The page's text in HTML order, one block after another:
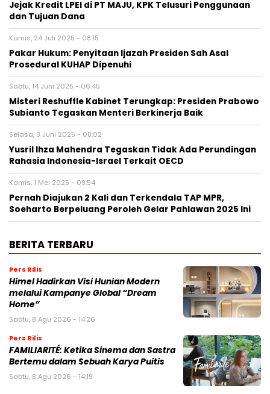
Jejak Kredit LPEI di PT MAJU, KPK Telusuri Penggunaan
dan Tujuan Dana
Kamis, 24 Juli 2025 - 08:15
Pakar Hukum: Penyitaan Ijazah Presiden Sah Asal
Prosedural KUHAP Dipenuhi
Sabtu, 14 Juni 2025 - 06:45
Misteri Reshuffle Kabinet Terungkap: Presiden Prabowo
Subianto Tegaskan Menteri Berkinerja Baik
Selasa, 3 Juni 2025 - 08:02
Yusril Ihza Mahendra Tegaskan Tidak Ada Perundingan
Rahasia Indonesia-Israel Terkait OECD
Kamis, 1 Mei 2025 - 09:54
Pernah Diajukan 2 Kali dan Terkendala TAP MPR,
Soeharto Berpeluang Peroleh Gelar Pahlawan 2025 Ini
BERITA TERBARU
Pers Rilis
Himel Hadirkan Visi Hunian Modern
melalui Kampanye Global “Dream
Home”
Sabtu, 8 Agu 2026 - 14:26
Pers Rilis
FAMILIARITÉ: Ketika Sinema dan Sastra
Bertemu dalam Sebuah Karya Puitis
Sabtu, 8 Agu 2026 - 14:19